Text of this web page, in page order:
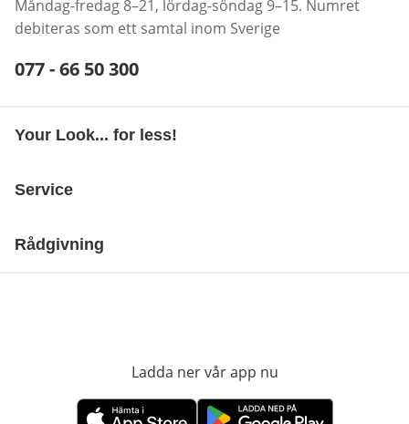
Måndag-fredag 8–21, lördag-söndag 9–15. Numret
debiteras som ett samtal inom Sverige
Telefonnummer:
077 - 66 50 300
Your Look... for less!
Service
Rådgivning
Ladda ner vår app nu